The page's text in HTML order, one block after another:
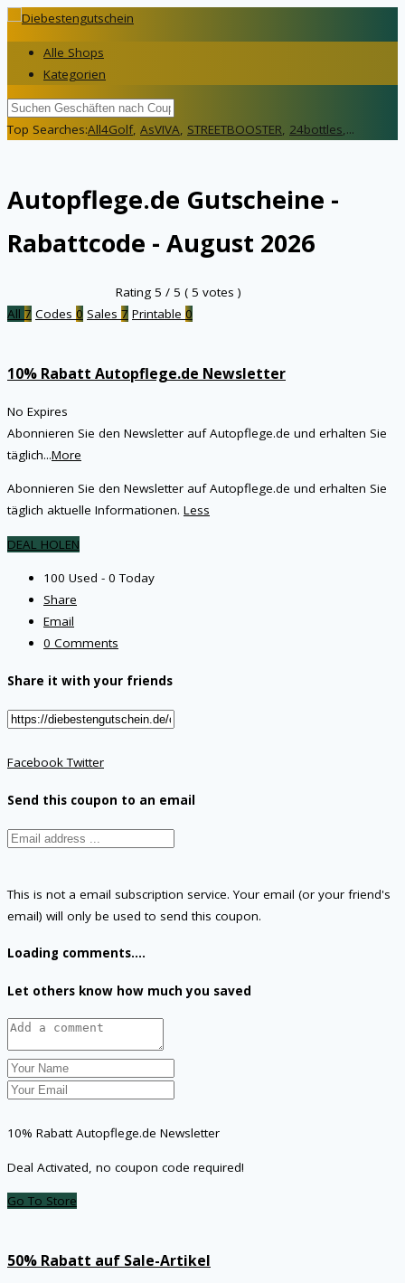
Alle Shops
Kategorien
Top Searches:All4Golf, AsVIVA, STREETBOOSTER, 24bottles,...
Autopflege.de Gutscheine -
Rabattcode - August 2026
Rating 5 / 5 ( 5 votes )
All 7 Codes 0 Sales 7 Printable 0
10% Rabatt Autopflege.de Newsletter
No Expires
Abonnieren Sie den Newsletter auf Autopflege.de und erhalten Sie
täglich...More
Abonnieren Sie den Newsletter auf Autopflege.de und erhalten Sie
täglich aktuelle Informationen. Less
DEAL HOLEN
100 Used - 0 Today
Share
Email
0 Comments
Share it with your friends
FacebookTwitter
Send this coupon to an email
This is not a email subscription service. Your email (or your friend's
email) will only be used to send this coupon.
Loading comments....
Let others know how much you saved
10% Rabatt Autopflege.de Newsletter
Deal Activated, no coupon code required!
Go To Store
50% Rabatt auf Sale-Artikel